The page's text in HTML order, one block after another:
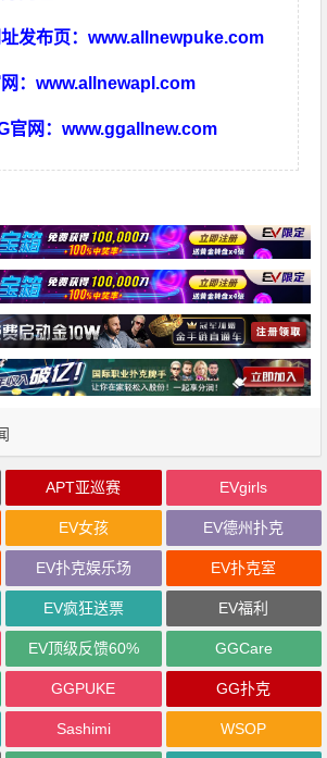
发布页：www.allnewpuke.com
：www.allnewapl.com
官网：www.ggallnew.com
APT亚巡赛 EVgirls
EV女孩 EV德州扑克
EV扑克娱乐场 EV扑克室
EV疯狂送票 EV福利
EV顶级反馈60% GGCare
GGPUKE GG扑克
Sashimi WSOP